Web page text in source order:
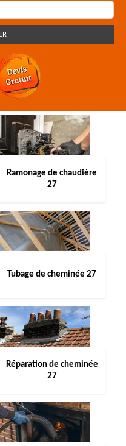
Ramonage de chaudière
27
Tubage de cheminée 27
Réparation de cheminée
27